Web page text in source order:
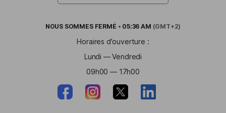
NOUS SOMMES FERMÉ • 05:36 AM (GMT+2)
Horaires d'ouverture :
Lundi — Vendredi
09h00 — 17h00